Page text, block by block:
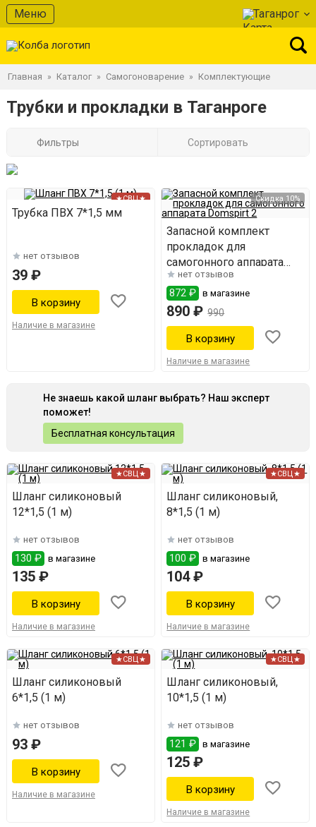
Меню Таганрог
Главная » Каталог » Самогоноварение » Комплектующие
Трубки и прокладки в Таганроге
Фильтры Сортировать
★СВЦ★
Трубка ПВХ 7*1,5 мм
нет отзывов
39 ₽
Наличие в магазине
Скидка 10%
Запасной комплект
прокладок для
самогонного аппарата
Domspirt 2
нет отзывов
872 ₽ в магазине
890 ₽ 990
Наличие в магазине
Не знаешь какой шланг выбрать? Наш эксперт
поможет!
Бесплатная консультация
★СВЦ★
Шланг силиконовый
12*1,5 (1 м)
нет отзывов
130 ₽ в магазине
135 ₽
Наличие в магазине
★СВЦ★
Шланг силиконовый,
8*1,5 (1 м)
нет отзывов
100 ₽ в магазине
104 ₽
Наличие в магазине
★СВЦ★
Шланг силиконовый
6*1,5 (1 м)
нет отзывов
93 ₽
Наличие в магазине
★СВЦ★
Шланг силиконовый,
10*1,5 (1 м)
нет отзывов
121 ₽ в магазине
125 ₽
Наличие в магазине